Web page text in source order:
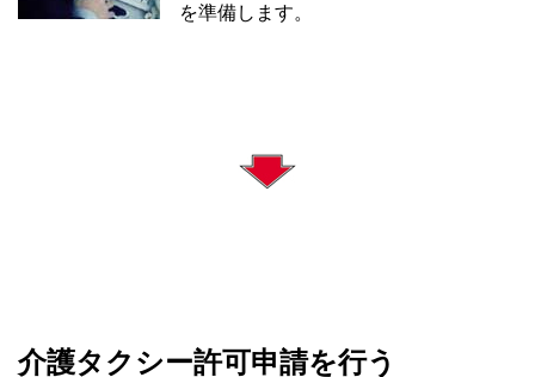
を準備します。
介護タクシー許可申請を行う